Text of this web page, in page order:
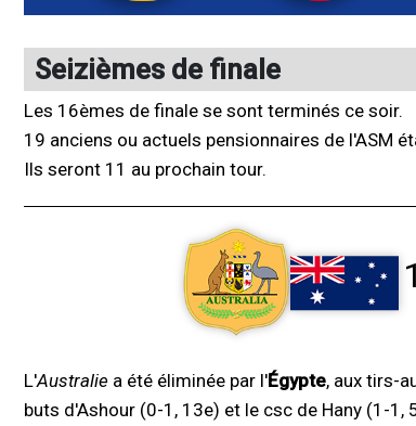
Seizièmes de finale
Les 16èmes de finale se sont terminés ce soir.
19 anciens ou actuels pensionnaires de l'ASM
Ils seront 11 au prochain tour.
L'Australie a été éliminée par l'Égypte, aux tirs-
buts d'Ashour (0-1, 13e) et le csc de Hany (1-